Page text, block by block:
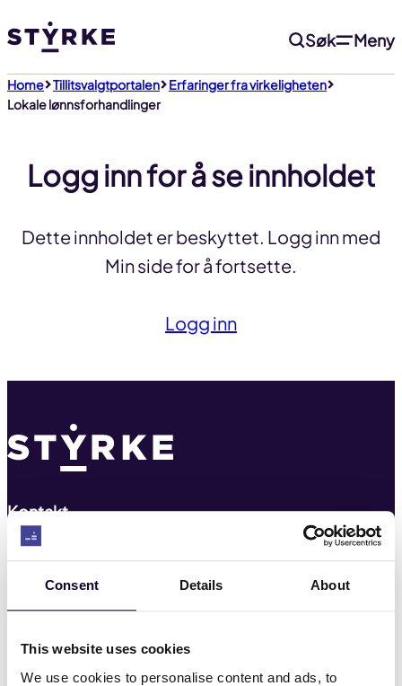
Consent Details About
This website uses cookies
We use cookies to personalise content and ads, to
til
innhold
Søk Meny
Home Tillitsvalgtportalen
Erfaringer fra virkeligheten
Lokale lønnsforhandlinger
Logg inn for å se innholdet
Dette innholdet er beskyttet. Logg inn med
Min side for å fortsette.
Logg inn
Kontakt
22 03 22 00
Nyheter